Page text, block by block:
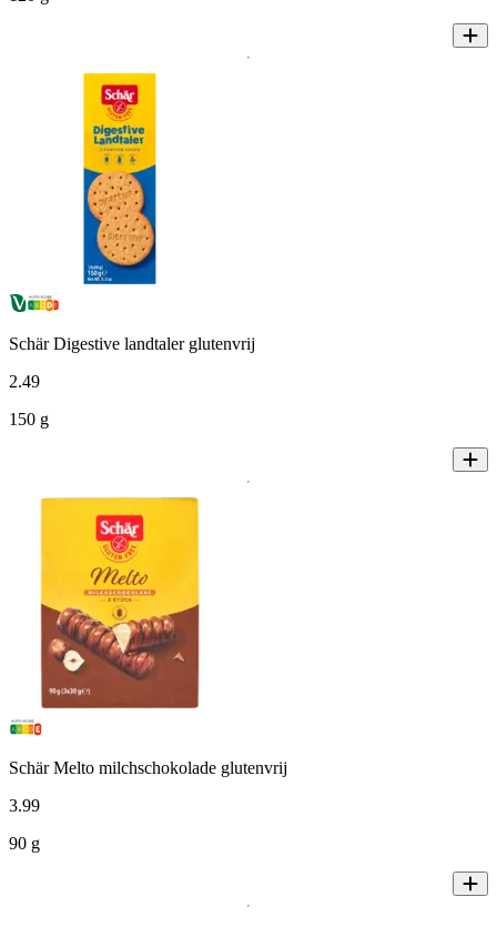
Schär Digestive landtaler glutenvrij
2.49
150 g
Schär Melto milchschokolade glutenvrij
3.99
90 g